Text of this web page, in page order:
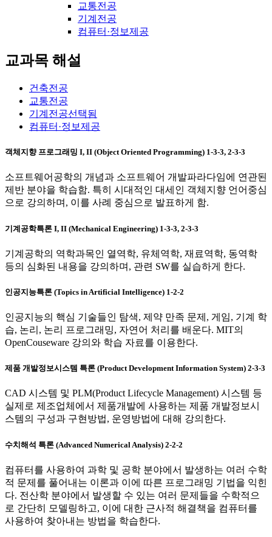
교통전공
기계전공
컴퓨터·정보제공
교과목 해설
건축전공
교통전공
기계전공선택됨
컴퓨터·정보제공
객체지향 프로그래밍 I, II (Object Oriented Programming) 1-3-3, 2-3-3
소프트웨어공학의 개념과 소프트웨어 개발파라다임에 연관된
제반 분야을 학습함. 특히 시대적인 대세인 객체지향 언어중심
으로 강의하며, 이를 사례 중심으로 발표하게 함.
기계공학특론 I, II (Mechanical Engineering) 1-3-3, 2-3-3
기계공학의 역학과목인 열역학, 유체역학, 재료역학, 동역학
등의 심화된 내용을 강의하며, 관련 SW를 실습하게 한다.
인공지능특론 (Topics in Artificial Intelligence) 1-2-2
인공지능의 핵심 기술들인 탐색, 제약 만족 문제, 게임, 기계 학
습, 논리, 논리 프로그래밍, 자연어 처리를 배운다. MIT의
OpenCouseware 강의와 학습 자료를 이용한다.
제품 개발정보시스템 특론 (Product Development Information System) 2-3-3
CAD 시스템 및 PLM(Product Lifecycle Management) 시스템 등
실제로 제조업체에서 제품개발에 사용하는 제품 개발정보시
스템의 구성과 구현방법, 운영방법에 대해 강의한다.
수치해석 특론 (Advanced Numerical Analysis) 2-2-2
컴퓨터를 사용하여 과학 및 공학 분야에서 발생하는 여러 수학
적 문제를 풀어내는 이론과 이에 따른 프로그래밍 기법을 익힌
다. 전산학 분야에서 발생할 수 있는 여러 문제들을 수학적으
로 간단히 모델링하고, 이에 대한 근사적 해결책을 컴퓨터를
사용하여 찾아내는 방법을 학습한다.